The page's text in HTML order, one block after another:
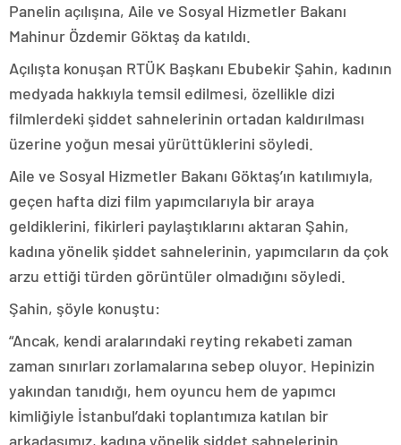
Panelin açılışına, Aile ve Sosyal Hizmetler Bakanı
Mahinur Özdemir Göktaş da katıldı.
Açılışta konuşan RTÜK Başkanı Ebubekir Şahin, kadının
medyada hakkıyla temsil edilmesi, özellikle dizi
filmlerdeki şiddet sahnelerinin ortadan kaldırılması
üzerine yoğun mesai yürüttüklerini söyledi.
Aile ve Sosyal Hizmetler Bakanı Göktaş’ın katılımıyla,
geçen hafta dizi film yapımcılarıyla bir araya
geldiklerini, fikirleri paylaştıklarını aktaran Şahin,
kadına yönelik şiddet sahnelerinin, yapımcıların da çok
arzu ettiği türden görüntüler olmadığını söyledi.
Şahin, şöyle konuştu:
“Ancak, kendi aralarındaki reyting rekabeti zaman
zaman sınırları zorlamalarına sebep oluyor. Hepinizin
yakından tanıdığı, hem oyuncu hem de yapımcı
kimliğiyle İstanbul’daki toplantımıza katılan bir
arkadaşımız, kadına yönelik şiddet sahnelerinin